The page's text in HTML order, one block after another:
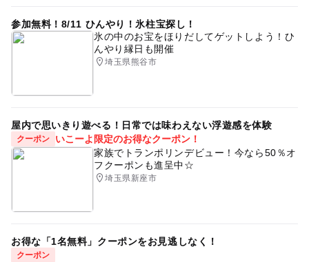
参加無料！8/11 ひんやり！氷柱宝探し！
氷の中のお宝をほりだしてゲットしよう！ひ
んやり縁日も開催
埼玉県熊谷市
屋内で思いきり遊べる！日常では味わえない浮遊感を体験
クーポン
いこーよ限定のお得なクーポン！
家族でトランポリンデビュー！今なら50％オ
フクーポンも進呈中☆
埼玉県新座市
お得な「1名無料」クーポンをお見逃しなく！
クーポン